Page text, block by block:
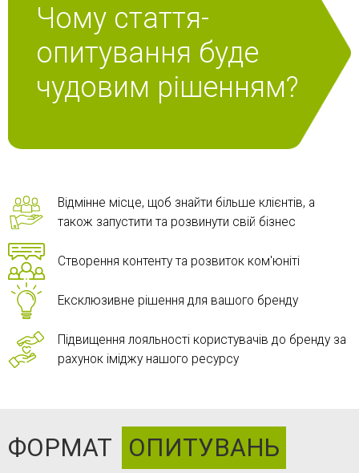
Чому стаття-
опитування буде
чудовим рішенням?
Відмінне місце, щоб знайти більше клієнтів, а
також запустити та розвинути свій бізнес
Створення контенту та розвиток ком'юніті
Ексклюзивне рішення для вашого бренду
Підвищення лояльності користувачів до бренду за
рахунок іміджу нашого ресурсу
ФОРМАТ ОПИТУВАНЬ